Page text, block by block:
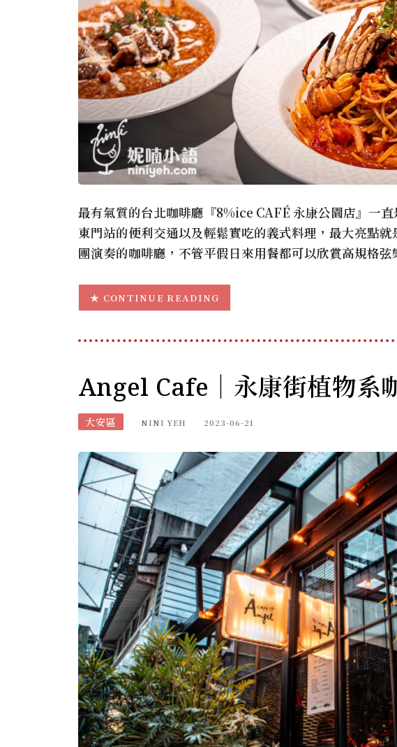
最有氣質的台北咖啡廳『8%ice CAFÉ 永康公園店』一
東門站的便利交通以及輕鬆實吃的義式料理，最大亮點
團演奏的咖啡廳，不管平假日來用餐都可以欣賞高規格
CONTINUE READING
Angel Cafe｜永康街植物系
大安區 NINI YEH 2023-06-21